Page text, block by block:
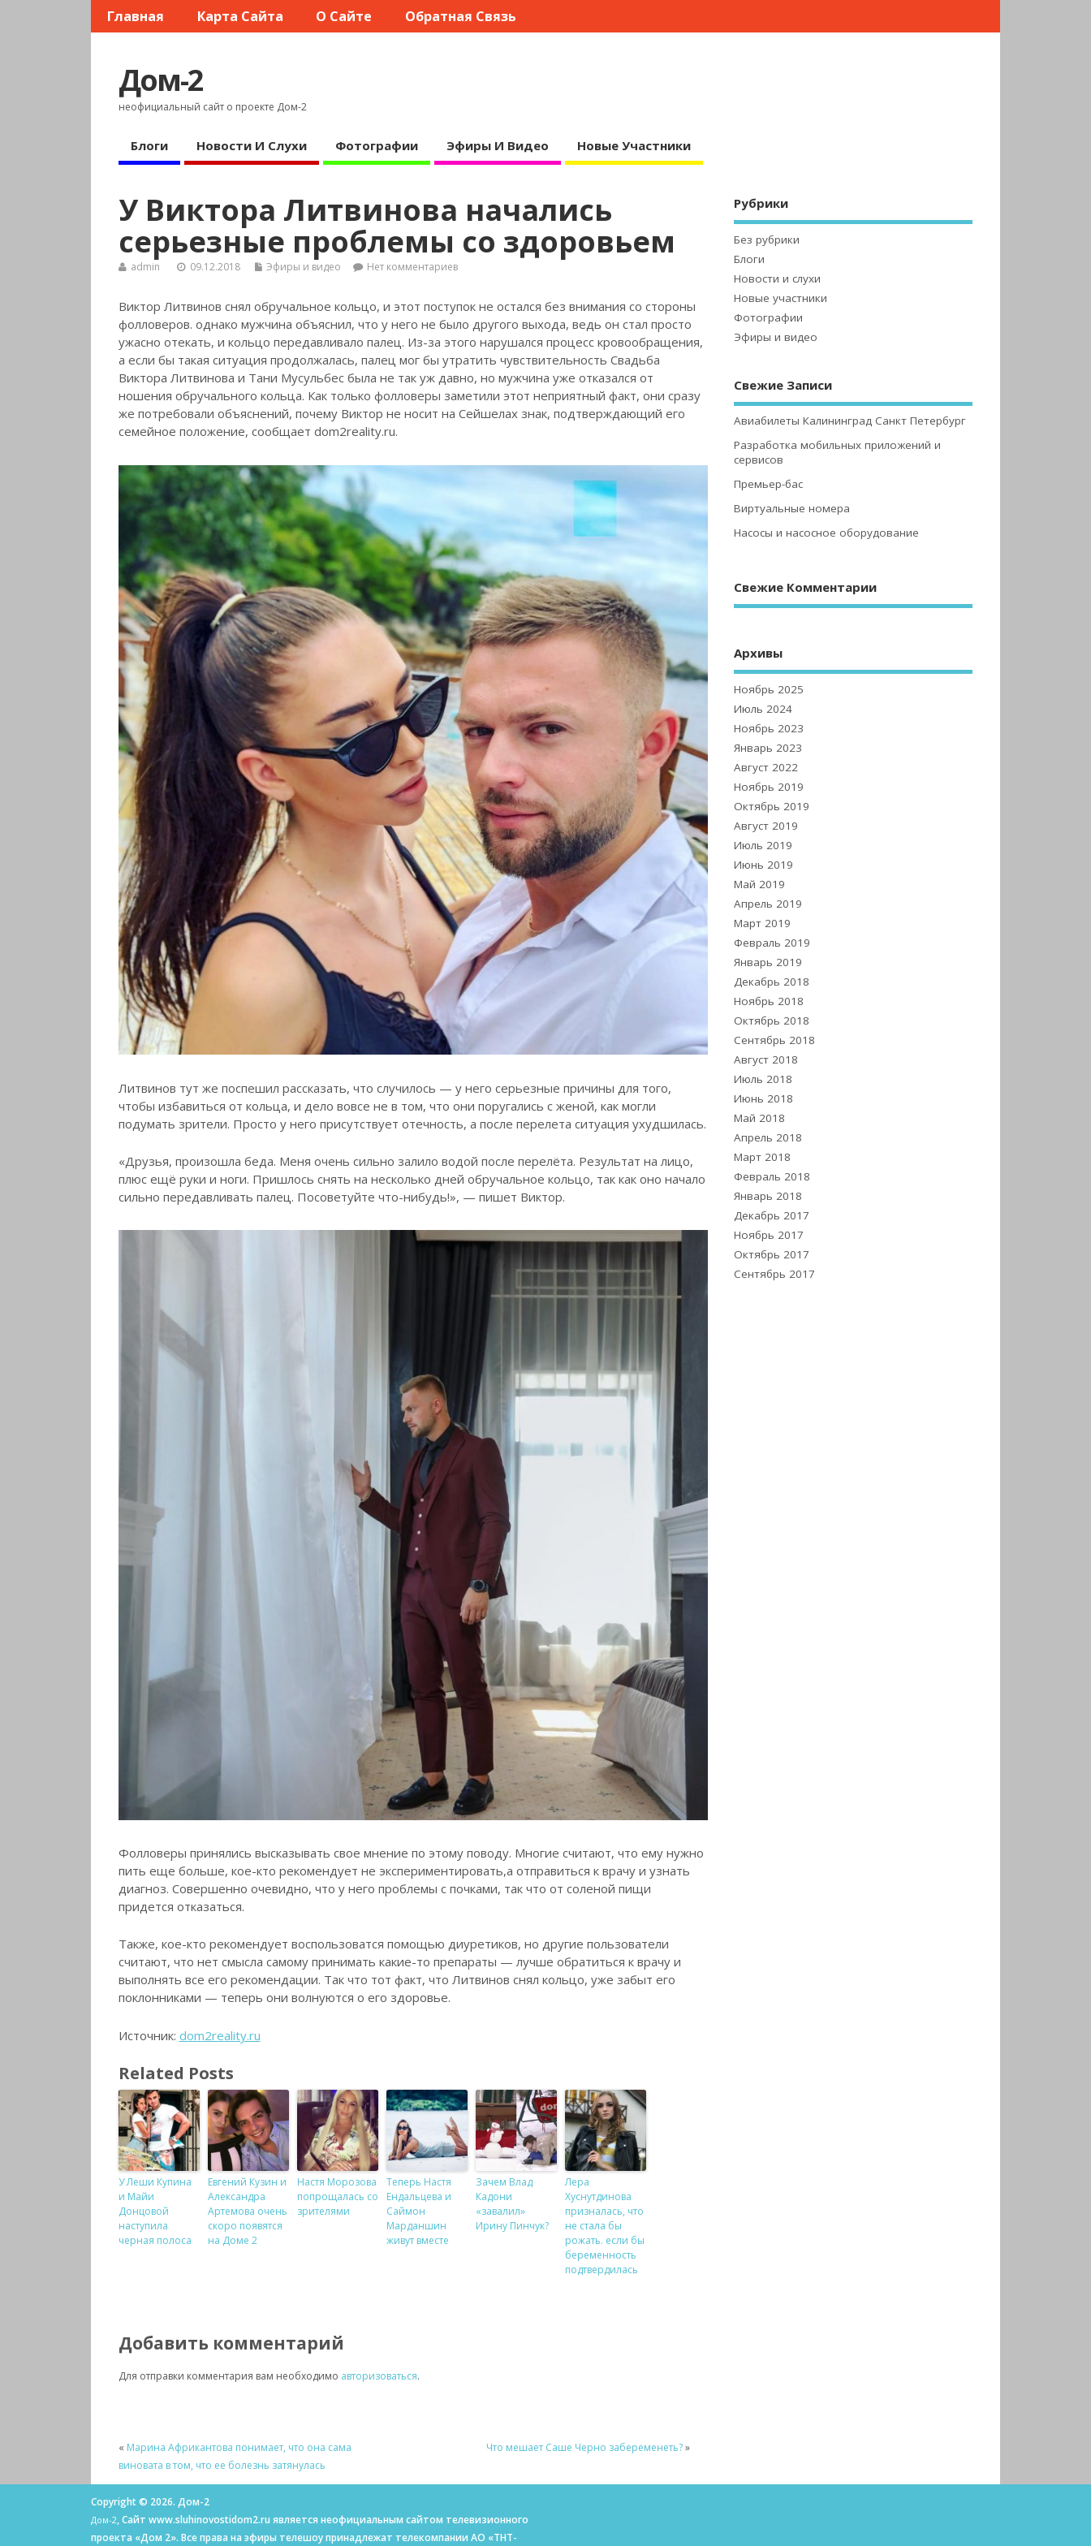
Главная Карта Сайта О Сайте Обратная Связь
Дом-2
неофициальный сайт о проекте Дом-2
Блоги Новости И Слухи Фотографии Эфиры И Видео Новые Участники
У Виктора Литвинова начались
серьезные проблемы со здоровьем
admin 09.12.2018 Эфиры и видео Нет комментариев
Виктор Литвинов снял обручальное кольцо, и этот поступок не остался без внимания со стороны
фолловеров. однако мужчина объяснил, что у него не было другого выхода, ведь он стал просто
ужасно отекать, и кольцо передавливало палец. Из-за этого нарушался процесс кровообращения,
а если бы такая ситуация продолжалась, палец мог бы утратить чувствительность Свадьба
Виктора Литвинова и Тани Мусульбес была не так уж давно, но мужчина уже отказался от
ношения обручального кольца. Как только фолловеры заметили этот неприятный факт, они сразу
же потребовали объяснений, почему Виктор не носит на Сейшелах знак, подтверждающий его
семейное положение, сообщает dom2reality.ru.
Литвинов тут же поспешил рассказать, что случилось — у него серьезные причины для того,
чтобы избавиться от кольца, и дело вовсе не в том, что они поругались с женой, как могли
подумать зрители. Просто у него присутствует отечность, а после перелета ситуация ухудшилась.
«Друзья, произошла беда. Меня очень сильно залило водой после перелёта. Результат на лицо,
плюс ещё руки и ноги. Пришлось снять на несколько дней обручальное кольцо, так как оно начало
сильно передавливать палец. Посоветуйте что-нибудь!», — пишет Виктор.
Фолловеры принялись высказывать свое мнение по этому поводу. Многие считают, что ему нужно
пить еще больше, кое-кто рекомендует не экспериментировать,а отправиться к врачу и узнать
диагноз. Совершенно очевидно, что у него проблемы с почками, так что от соленой пищи
придется отказаться.
Также, кое-кто рекомендует воспользоватся помощью диуретиков, но другие пользователи
считают, что нет смысла самому принимать какие-то препараты — лучше обратиться к врачу и
выполнять все его рекомендации. Так что тот факт, что Литвинов снял кольцо, уже забыт его
поклонниками — теперь они волнуются о его здоровье.
Источник: dom2reality.ru
Related Posts
У Леши Купина
и Майи
Донцовой
наступила
черная полоса
Евгений Кузин и
Александра
Артемова очень
скоро появятся
на Доме 2
Настя Морозова
попрощалась со
зрителями
Теперь Настя
Ендальцева и
Саймон
Марданшин
живут вместе
Зачем Влад
Кадони
«завалил»
Ирину Пинчук?
Лера
Хуснутдинова
призналась, что
не стала бы
рожать. если бы
беременность
подтвердилась
Добавить комментарий
Для отправки комментария вам необходимо авторизоваться.
« Марина Африкантова понимает, что она сама
виновата в том, что ее болезнь затянулась
Что мешает Саше Черно забеременеть?»
Рубрики
Без рубрики
Блоги
Новости и слухи
Новые участники
Фотографии
Эфиры и видео
Свежие Записи
Авиабилеты Калининград Санкт Петербург
Разработка мобильных приложений и
сервисов
Премьер-бас
Виртуальные номера
Насосы и насосное оборудование
Свежие Комментарии
Архивы
Ноябрь 2025
Июль 2024
Ноябрь 2023
Январь 2023
Август 2022
Ноябрь 2019
Октябрь 2019
Август 2019
Июль 2019
Июнь 2019
Май 2019
Апрель 2019
Март 2019
Февраль 2019
Январь 2019
Декабрь 2018
Ноябрь 2018
Октябрь 2018
Сентябрь 2018
Август 2018
Июль 2018
Июнь 2018
Май 2018
Апрель 2018
Март 2018
Февраль 2018
Январь 2018
Декабрь 2017
Ноябрь 2017
Октябрь 2017
Сентябрь 2017
Copyright © 2026. Дом-2
Дом-2, Сайт www.sluhinovostidom2.ru является неофициальным сайтом телевизионного
проекта «Дом 2». Все права на эфиры телешоу принадлежат телекомпании АО «ТНТ-